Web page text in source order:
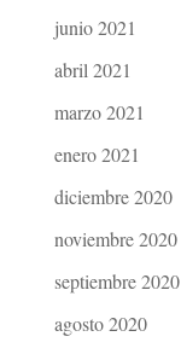
junio 2021
abril 2021
marzo 2021
enero 2021
diciembre 2020
noviembre 2020
septiembre 2020
agosto 2020